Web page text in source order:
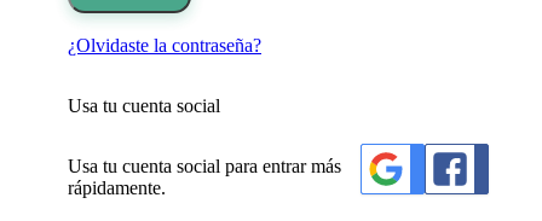
¿Olvidaste la contraseña?
Usa tu cuenta social
Usa tu cuenta social para entrar más
rápidamente.